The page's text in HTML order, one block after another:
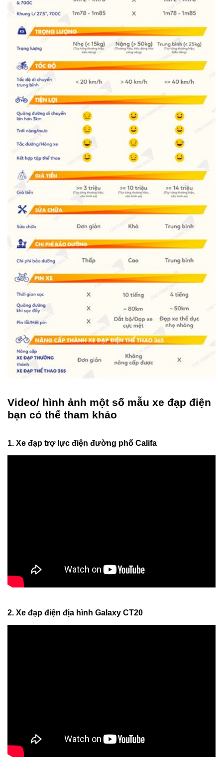
Video/ hình ảnh một số mẫu xe đạp điện
bạn có thể tham khảo
1. Xe đạp trợ lực điện đường phố Califa
2. Xe đạp điện địa hình Galaxy CT20